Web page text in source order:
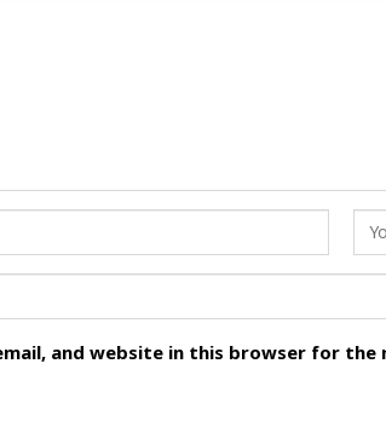
and website in this browser for